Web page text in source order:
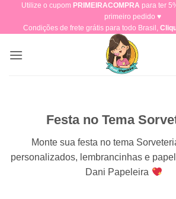
content
Utilize o cupom PRIMEIRACOMPRA para ter
primeiro pedido ♥​
Condições de frete grátis para todo Brasil,
Festa no Tema
Monte sua festa no tema
personalizados, lembrancinhas e
Dani Papeleira